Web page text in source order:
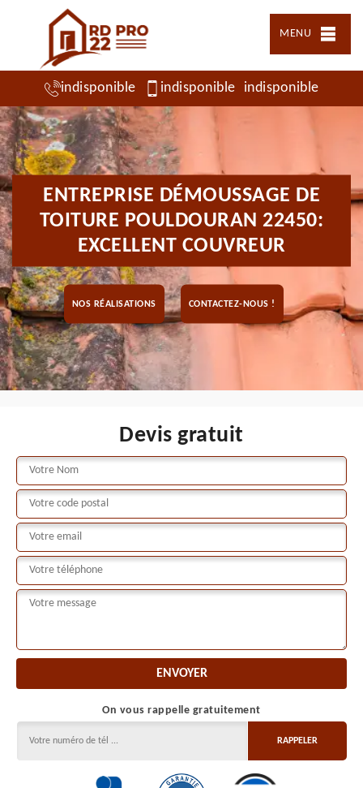
MENU
indisponible indisponible indisponible
ENTREPRISE DÉMOUSSAGE DE
TOITURE POULDOURAN 22450:
EXCELLENT COUVREUR
NOS RÉALISATIONS CONTACTEZ-NOUS !
Devis gratuit
On vous rappelle gratuitement